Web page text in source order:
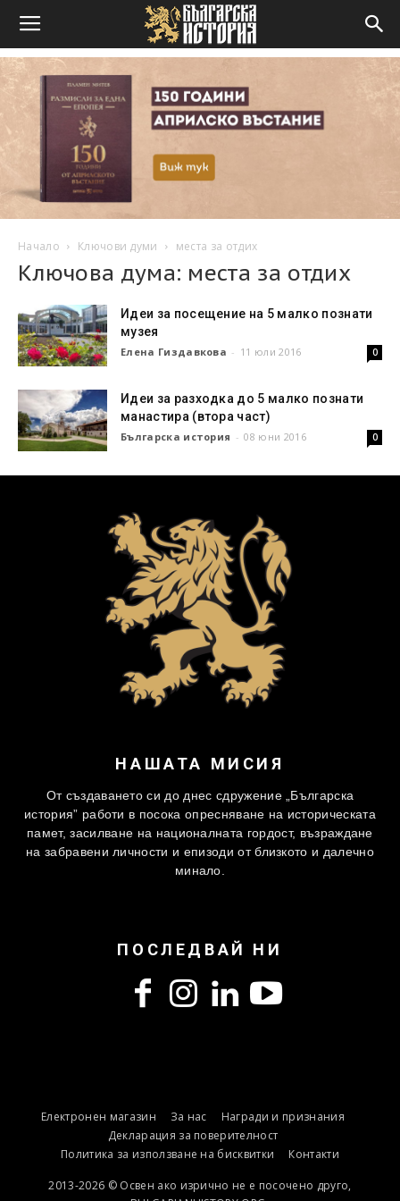
Начало Ключови думи места за отдих
Ключова дума: места за отдих
Идеи за посещение на 5 малко познати
музея
Елена Гиздавкова - 11 юли 2016 0
Идеи за разходка до 5 малко познати
манастира (втора част)
Българска история - 08 юни 2016 0
НАШАТА МИСИЯ
От създаването си до днес сдружение „Българска
история” работи в посока опресняване на историческата
памет, засилване на националната гордост, възраждане
на забравени личности и епизоди от близкото и далечно
минало.
ПОСЛЕДВАЙ НИ
Електронен магазин За нас
Награди и признания
Декларация за поверителност
Политика за използване на бисквитки
Контакти
2013-2026 © Освен ако изрично не е посочено друго,